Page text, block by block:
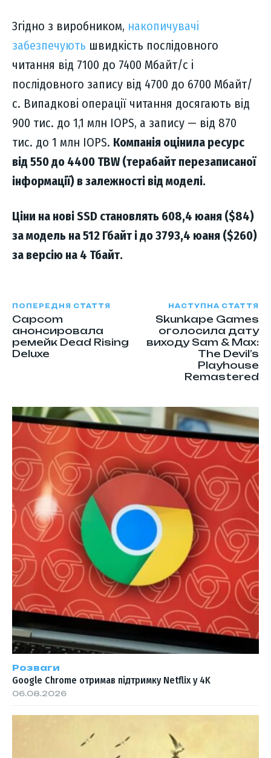
Згідно з виробником, накопичувачі
забезпечують швидкість послідовного
читання від 7100 до 7400 Мбайт/с і
послідовного запису від 4700 до 6700 Мбайт/
с. Випадкові операції читання досягають від
900 тис. до 1,1 млн IOPS, а запису — від 870
тис. до 1 млн IOPS. Компанія оцінила ресурс
від 550 до 4400 TBW (терабайт перезаписаної
інформації) в залежності від моделі.
Ціни на нові SSD становлять 608,4 юаня ($84)
за модель на 512 Гбайт і до 3793,4 юаня ($260)
за версію на 4 Тбайт.
ПОПЕРЕДНЯ СТАТТЯ
Capcom
анонсировала
ремейк Dead Rising
Deluxe
НАСТУПНА СТАТТЯ
Skunkape Games
оголосила дату
виходу Sam & Max:
The Devil’s
Playhouse
Remastered
Розваги
Google Chrome отримав підтримку Netflix у 4K
06.08.2026